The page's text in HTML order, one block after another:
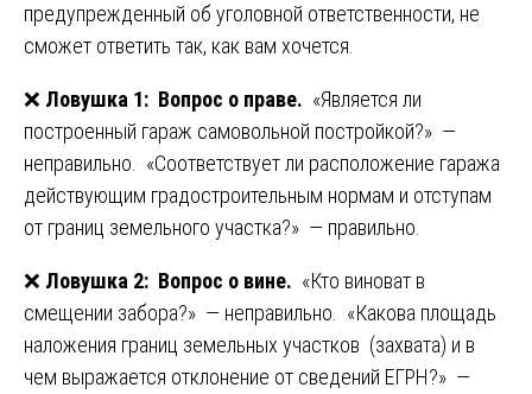
предупрежденный об уголовной ответственности, не
сможет ответить так, как вам хочется.
❌ Ловушка 1: Вопрос о праве. «Является ли
построенный гараж самовольной постройкой?» —
неправильно. «Соответствует ли расположение гаража
действующим градостроительным нормам и отступам
от границ земельного участка?» — правильно.
❌ Ловушка 2: Вопрос о вине. «Кто виноват в
смещении забора?» — неправильно. «Какова площадь
наложения границ земельных участков (захвата) и в
чем выражается отклонение от сведений ЕГРН?» —